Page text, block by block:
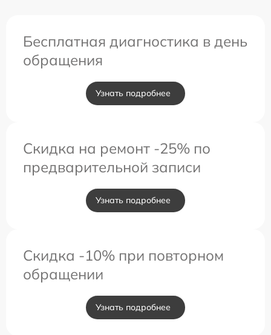
Бесплатная диагностика в день
обращения
Узнать подробнее
Скидка на ремонт -25% по
предварительной записи
Узнать подробнее
Скидка -10% при повторном
обращении
Узнать подробнее